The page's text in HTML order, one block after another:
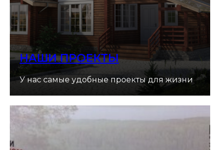
НАШИ ПРОЕКТЫ
У нас самые удобные проекты для жизни